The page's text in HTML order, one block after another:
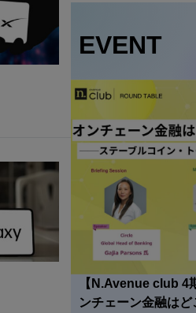
EVENT
【N.Avenue club 4
ンチェーン金融は